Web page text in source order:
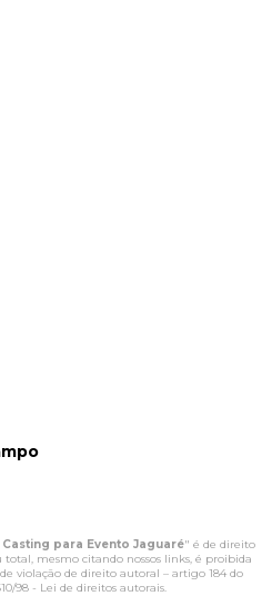
para Evento Jaguaré" é de direito
total, mesmo citando nossos links, é proibida
violação de direito autoral – artigo 184 do
98 - Lei de direitos autorais.